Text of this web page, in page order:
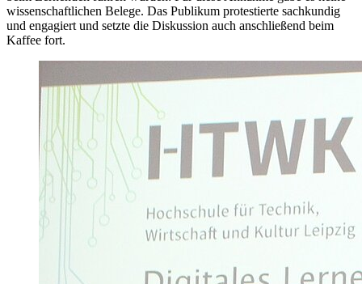
wissenschaftlichen Belege. Das Publikum protestierte sachkundig
und engagiert und setzte die Diskussion auch anschließend beim
Kaffee fort.